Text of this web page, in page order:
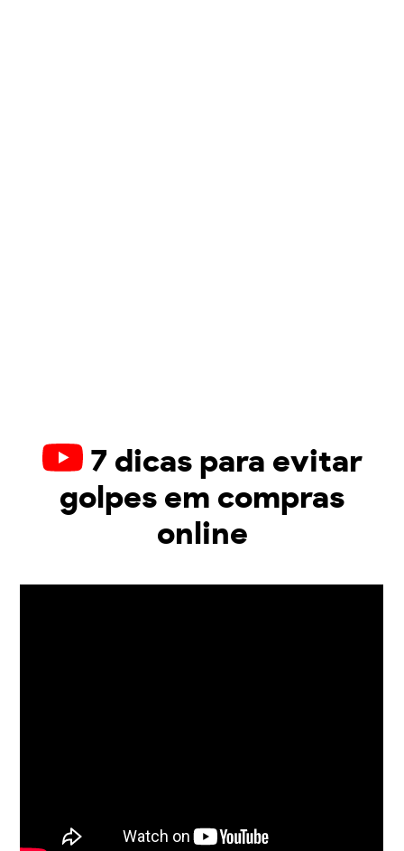
7 dicas para evitar
golpes em compras
online